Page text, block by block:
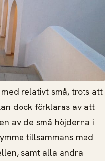
relativt små, trots att
dock förklaras av att
av de små höjderna i
tillsammans med
samt alla andra